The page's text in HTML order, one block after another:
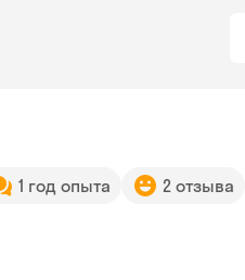
1 год опыта 2 отзыва